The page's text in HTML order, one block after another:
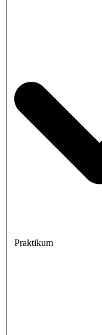
Praktikum